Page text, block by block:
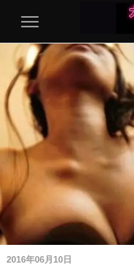
2016年06月10日